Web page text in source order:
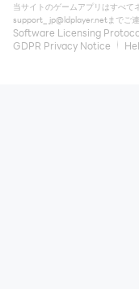
当サイトのゲームアプリはすべて
support_jp@ldplayer.netまでご
Software Licensing
GDPR Privacy Notice